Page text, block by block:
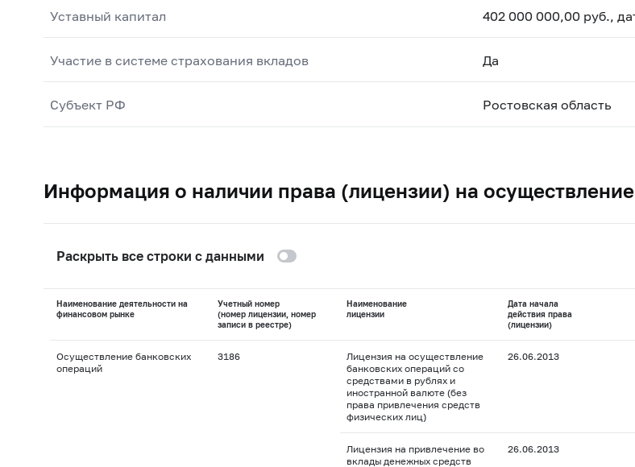
Уставный капитал 402 000 000,00 руб.,
Участие в системе страхования вкладов Да
Субъект РФ Ростовская область
Информация о наличии права (лицензии) на
Раскрыть все строки с данными
Наименование деятельности на
финансовом рынке
Учетный номер
(номер лицензии, номер
записи в реестре)
Наименование
лицензии
Дата начала
действия права
(лицензии)
Осуществление банковских
операций
3186
Лицензия на осуществление
банковских операций со
средствами в рублях и
иностранной валюте (без
права привлечения средств
физических лиц)
26.06.2013
Лицензия на привлечение во
вклады денежных средств
26.06.2013